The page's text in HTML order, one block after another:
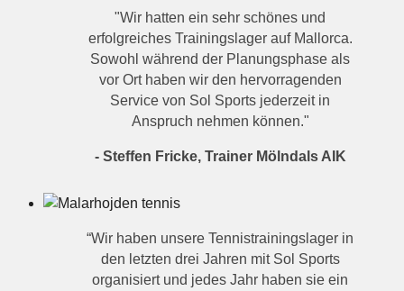
"Wir hatten ein sehr schönes und
erfolgreiches Trainingslager auf Mallorca.
Sowohl während der Planungsphase als
vor Ort haben wir den hervorragenden
Service von Sol Sports jederzeit in
Anspruch nehmen können."
- Steffen Fricke, Trainer Mölndals AIK
“Wir haben unsere Tennistrainingslager in
den letzten drei Jahren mit Sol Sports
organisiert und jedes Jahr haben sie ein